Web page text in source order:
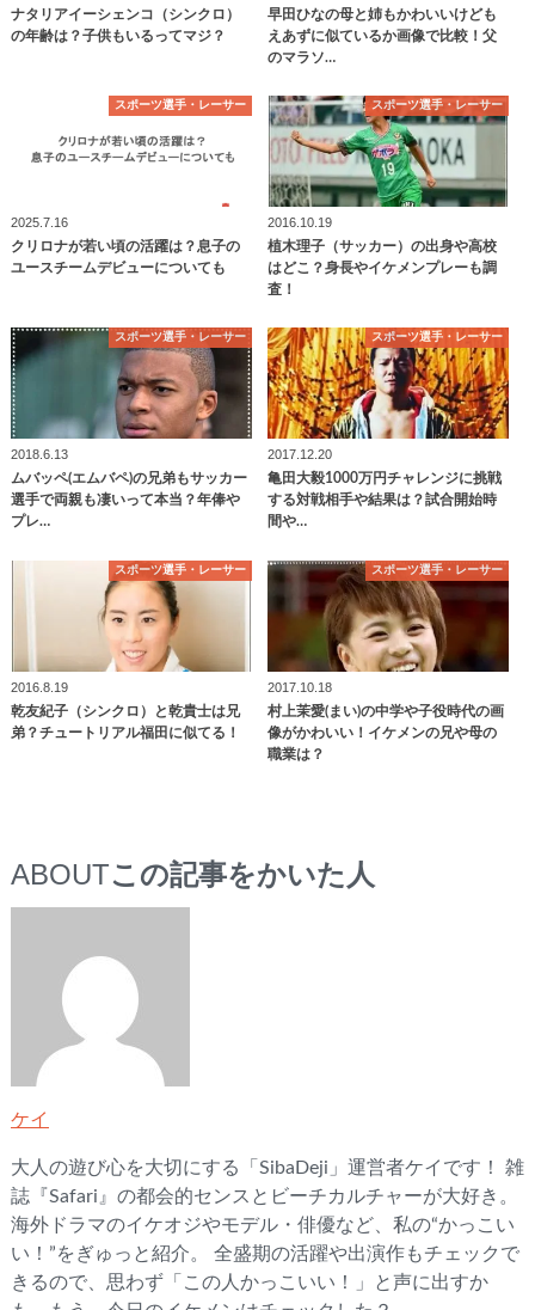
ナタリアイーシェンコ（シンクロ）
の年齢は？子供もいるってマジ？
早田ひなの母と姉もかわいいけども
えあずに似ているか画像で比較！父
のマラソ…
スポーツ選手・レーサー
2025.7.16
クリロナが若い頃の活躍は？息子の
ユースチームデビューについても
スポーツ選手・レーサー
2016.10.19
植木理子（サッカー）の出身や高校
はどこ？身長やイケメンプレーも調
査！
スポーツ選手・レーサー
2018.6.13
ムバッペ(エムバペ)の兄弟もサッカー
選手で両親も凄いって本当？年俸や
プレ…
スポーツ選手・レーサー
2017.12.20
亀田大毅1000万円チャレンジに挑戦
する対戦相手や結果は？試合開始時
間や…
スポーツ選手・レーサー
2016.8.19
乾友紀子（シンクロ）と乾貴士は兄
弟？チュートリアル福田に似てる！
スポーツ選手・レーサー
2017.10.18
村上茉愛(まい)の中学や子役時代の画
像がかわいい！イケメンの兄や母の
職業は？
ABOUTこの記事をかいた人
ケイ
大人の遊び心を大切にする「SibaDeji」運営者ケイです！ 雑
誌『Safari』の都会的センスとビーチカルチャーが大好き。
海外ドラマのイケオジやモデル・俳優など、私の“かっこい
い！”をぎゅっと紹介。 全盛期の活躍や出演作もチェックで
きるので、思わず「この人かっこいい！」と声に出すか